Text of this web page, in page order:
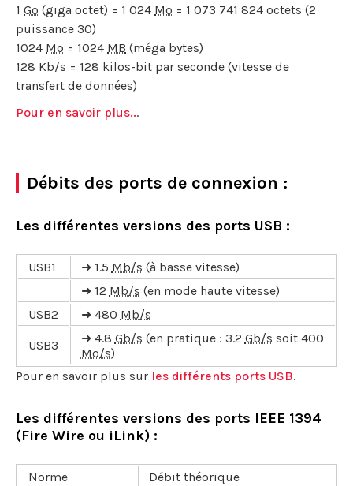
1 Go (giga octet) = 1 024 Mo = 1 073 741 824 octets (2
puissance 30)
1024 Mo = 1024 MB (méga bytes)
128 Kb/s = 128 kilos-bit par seconde (vitesse de
transfert de données)
Pour en savoir plus...
Débits des ports de connexion :
Les différentes versions des ports USB :
USB1 ➜ 1.5 Mb/s (à basse vitesse)
➜ 12 Mb/s (en mode haute vitesse)
USB2
➜ 480 Mb/s
USB3 ➜ 4.8 Gb/s (en pratique : 3.2 Gb/s soit 400
Mo/s)
Pour en savoir plus sur les différents ports USB.
Les différentes versions des ports IEEE 1394
(Fire Wire ou iLink) :
Norme
Débit théorique